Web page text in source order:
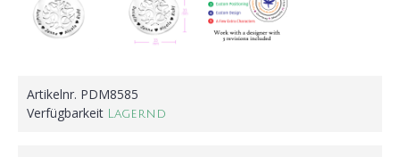
Artikelnr. PDM8585
Verfügbarkeit Lagernd